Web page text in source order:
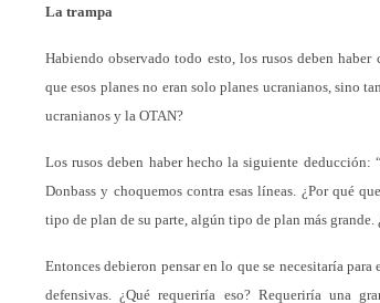
La trampa
Habiendo observado todo esto, los rusos deben
que esos planes no eran solo planes ucranianos, sino
ucranianos y la OTAN?
Los rusos deben haber hecho la siguiente deducción:
Donbass y choquemos contra esas líneas. ¿Por qué
tipo de plan de su parte, algún tipo de plan más grande.
Entonces debieron pensar en lo que se necesitaría
defensivas. ¿Qué requeriría eso? Requeriría una